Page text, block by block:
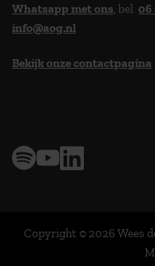
Whatsapp met ons, bel 06
info@aog.nl
Bekijk onze contactpagina
Copyright © 2026 Wees